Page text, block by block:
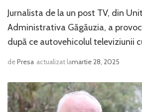
Jurnalista de la un post TV, din
Administrativa Găgăuzia, a
după ce autovehicolul televiziunii
dePresa actualizat lamartie 28, 2025